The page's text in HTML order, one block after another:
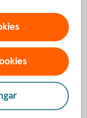
i en
särskilt skydd. Ett
alltid ha tillgångar